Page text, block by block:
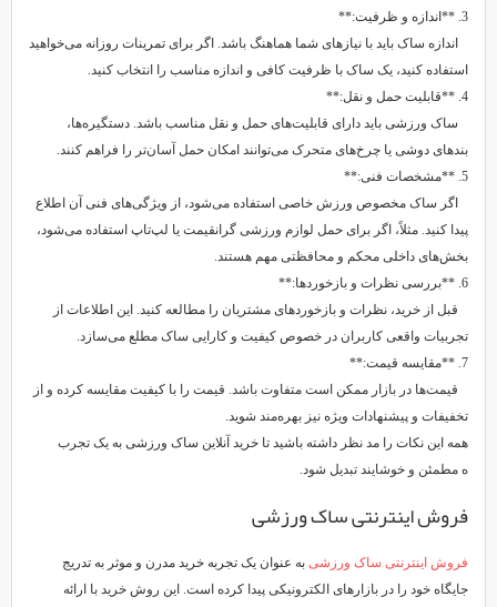
3. **اندازه و ظرفیت:**
اندازه ساک باید با نیازهای شما هماهنگ باشد. اگر برای تمرینات روزانه می‌خواهید
استفاده کنید، یک ساک با ظرفیت کافی و اندازه مناسب را انتخاب کنید.
4. **قابلیت حمل و نقل:**
ساک ورزشی باید دارای قابلیت‌های حمل و نقل مناسب باشد. دستگیره‌ها،
بندهای دوشی یا چرخ‌های متحرک می‌توانند امکان حمل آسان‌تر را فراهم کنند.
5. **مشخصات فنی:**
اگر ساک مخصوص ورزش خاصی استفاده می‌شود، از ویژگی‌های فنی آن اطلاع
پیدا کنید. مثلاً، اگر برای حمل لوازم ورزشی گرانقیمت یا لپ‌تاپ استفاده می‌شود،
بخش‌های داخلی محکم و محافظتی مهم هستند.
6. **بررسی نظرات و بازخوردها:**
قبل از خرید، نظرات و بازخوردهای مشتریان را مطالعه کنید. این اطلاعات از
تجربیات واقعی کاربران در خصوص کیفیت و کارایی ساک مطلع می‌سازد.
7. **مقایسه قیمت:**
قیمت‌ها در بازار ممکن است متفاوت باشد. قیمت را با کیفیت مقایسه کرده و از
تخفیفات و پیشنهادات ویژه نیز بهره‌مند شوید.
همه این نکات را مد نظر داشته باشید تا خرید آنلاین ساک ورزشی به یک تجرب
ه مطمئن و خوشایند تبدیل شود.
فروش اینترنتی ساک ورزشی
فروش اینترنتی ساک ورزشی به عنوان یک تجربه خرید مدرن و موثر به تدریج
جایگاه خود را در بازارهای الکترونیکی پیدا کرده است. این روش خرید با ارائه